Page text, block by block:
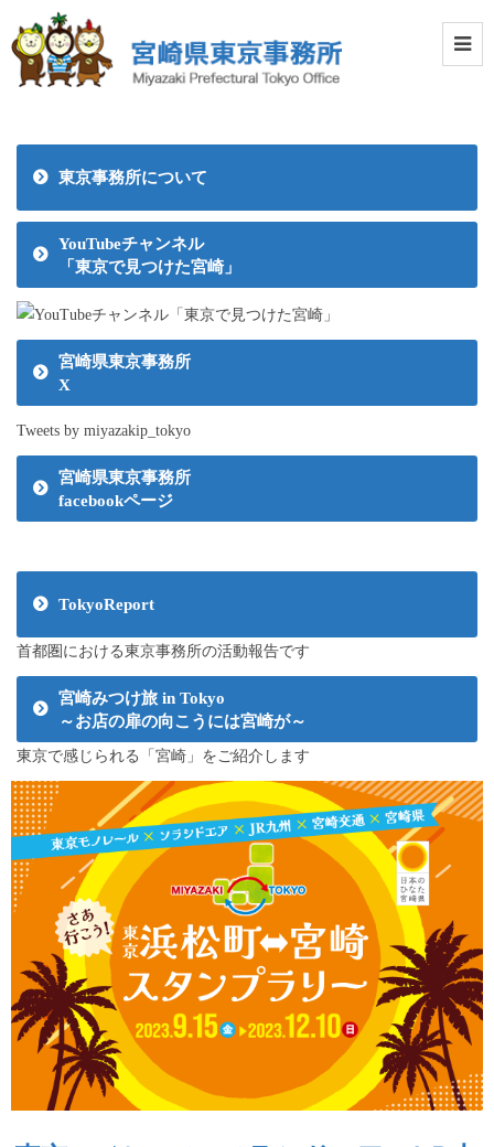
東京事務所について
YouTubeチャンネル
「東京で見つけた宮崎」
宮崎県東京事務所
X
Tweets by miyazakip_tokyo
宮崎県東京事務所
facebookページ
TokyoReport
首都圏における東京事務所の活動報告です
宮崎みつけ旅 in Tokyo
～お店の扉の向こうには宮崎が～
東京で感じられる「宮崎」をご紹介します